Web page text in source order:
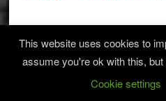
Log in
This website uses cookies to
assume you're ok with this,
Cookie settings